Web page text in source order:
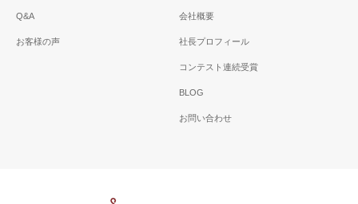
Q&A
お客様の声
会社概要
社長プロフィール
コンテスト連続受賞
BLOG
お問い合わせ